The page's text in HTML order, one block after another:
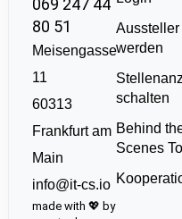
069 247 44
80 51
Meisengasse
11
60313
Frankfurt am
Main
info@it-cs.io
made with 💖 by
Aussteller
werden
schalten
Behind
Scenes